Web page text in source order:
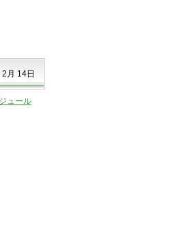
月 14日
ュール